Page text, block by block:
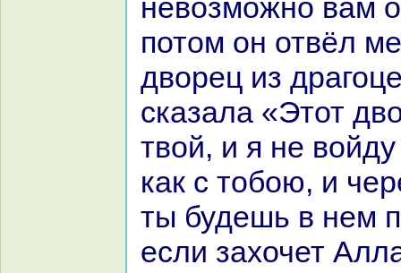
невозможно вам
потом он отвёл
дворец из
сказала «Этот
твой, и я не
как с тобою, и
ты будешь в нем
если захочет